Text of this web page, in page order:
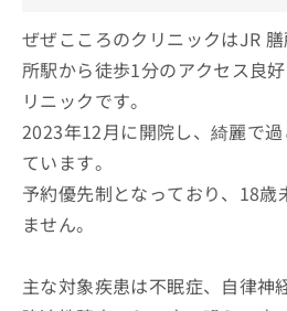
ぜぜこころのクリニックはJR
所駅から徒歩1分のアクセス良
リニックです。
2023年12月に開院し、綺麗で
ています。
予約優先制となっており、18歳
ません。
主な対象疾患は不眠症、自律神